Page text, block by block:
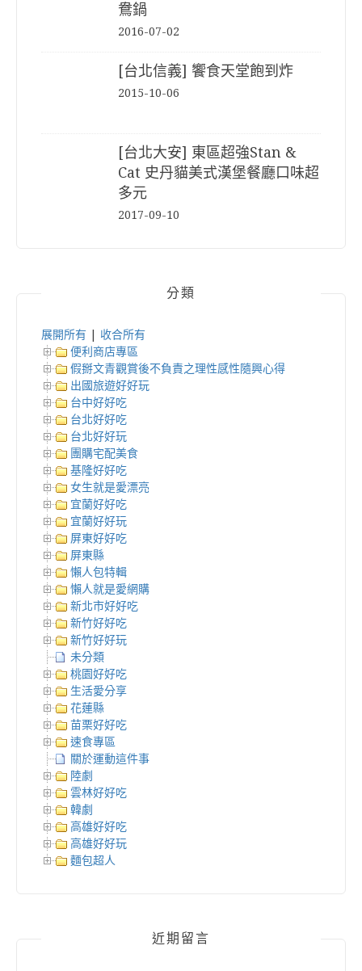
鴦鍋
2016-07-02
[台北信義] 饗食天堂飽到炸
2015-10-06
[台北大安] 東區超強Stan &
Cat 史丹貓美式漢堡餐廳口味超
多元
2017-09-10
分類
展開所有
收合所有
便利商店專區
假掰文青觀賞後不負責之理性感性隨興心得
出國旅遊好好玩
台中好好吃
台北好好吃
台北好好玩
團購宅配美食
基隆好好吃
女生就是愛漂亮
宜蘭好好吃
宜蘭好好玩
屏東好好吃
屏東縣
懶人包特輯
懶人就是愛網購
新北市好好吃
新竹好好吃
新竹好好玩
未分類
桃園好好吃
生活愛分享
花蓮縣
苗栗好好吃
速食專區
關於運動這件事
陸劇
雲林好好吃
韓劇
高雄好好吃
高雄好好玩
麵包超人
近期留言